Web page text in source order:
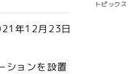
トピックス
年12月23日
ションを設置